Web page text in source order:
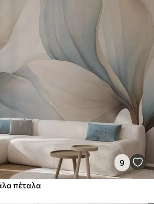
9
πέταλα